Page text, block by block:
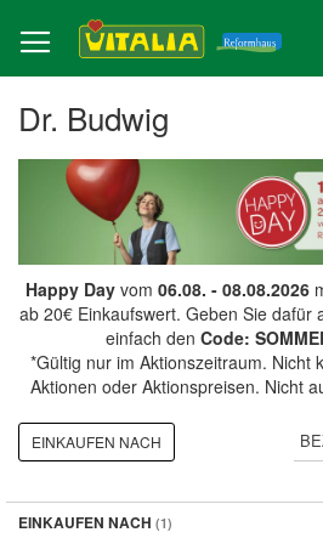
zum
Inhalt
Dr. Budwig
Happy Dayvom 06.08. - 08.08.2026
ab 20€ Einkaufswert. Geben Sie dafür
einfach den Code:
*Gültig nur im Aktionszeitraum. Nicht
Aktionen oder Aktionspreisen. Nicht
EINKAUFEN NACH
EINKAUFEN NACH